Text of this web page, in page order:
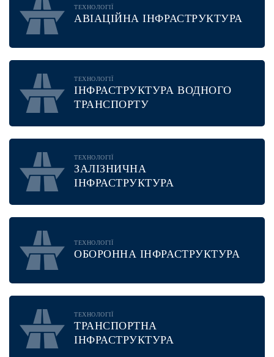
ТЕХНОЛОГІЇ
АВІАЦІЙНА ІНФРАСТРУКТУРА
ТЕХНОЛОГІЇ
ІНФРАСТРУКТУРА ВОДНОГО
ТРАНСПОРТУ
ТЕХНОЛОГІЇ
ЗАЛІЗНИЧНА
ІНФРАСТРУКТУРА
ТЕХНОЛОГІЇ
ОБОРОННА ІНФРАСТРУКТУРА
ТЕХНОЛОГІЇ
ТРАНСПОРТНА
ІНФРАСТРУКТУРА